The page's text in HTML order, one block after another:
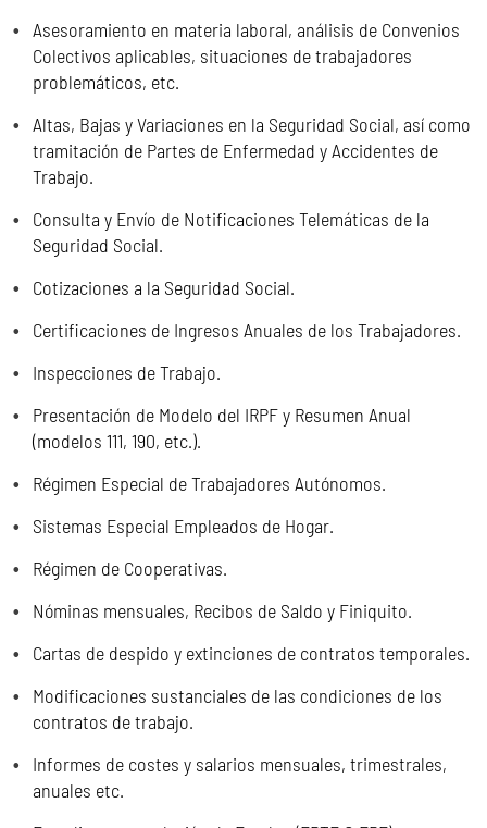
Asesoramiento en materia laboral, análisis de Convenios
Colectivos aplicables, situaciones de trabajadores
problemáticos, etc.
Altas, Bajas y Variaciones en la Seguridad Social, así como
tramitación de Partes de Enfermedad y Accidentes de
Trabajo.
Consulta y Envío de Notificaciones Telemáticas de la
Seguridad Social.
Cotizaciones a la Seguridad Social.
Certificaciones de Ingresos Anuales de los Trabajadores.
Inspecciones de Trabajo.
Presentación de Modelo del IRPF y Resumen Anual
(modelos 111, 190, etc.).
Régimen Especial de Trabajadores Autónomos.
Sistemas Especial Empleados de Hogar.
Régimen de Cooperativas.
Nóminas mensuales, Recibos de Saldo y Finiquito.
Cartas de despido y extinciones de contratos temporales.
Modificaciones sustanciales de las condiciones de los
contratos de trabajo.
Informes de costes y salarios mensuales, trimestrales,
anuales etc.